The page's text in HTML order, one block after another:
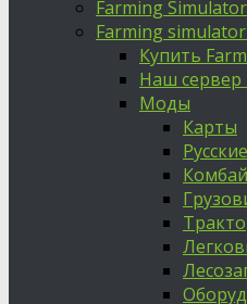
Farming
Farming
Купить
Наш сервер
Моды
Карты